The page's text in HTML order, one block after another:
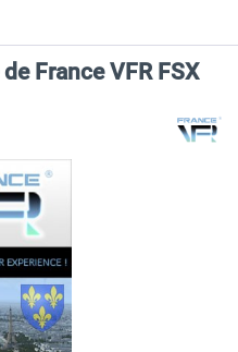
France VFR FSX